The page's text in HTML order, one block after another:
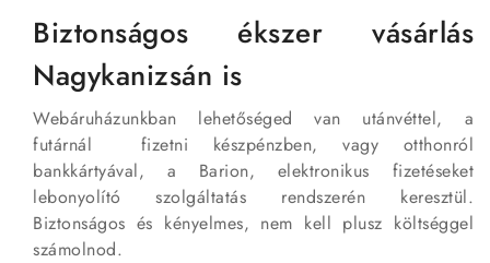
Biztonságos ékszer vásárlás
Nagykanizsán is
Webáruházunkban lehetőséged van utánvéttel, a
futárnál fizetni készpénzben, vagy otthonról
bankkártyával, a Barion, elektronikus fizetéseket
lebonyolító szolgáltatás rendszerén keresztül.
Biztonságos és kényelmes, nem kell plusz költséggel
számolnod.